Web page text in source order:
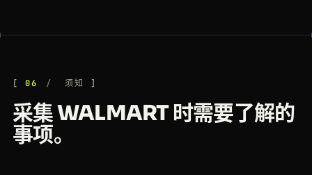
06 须知
采集 WALMART 时需要了解的
事项。